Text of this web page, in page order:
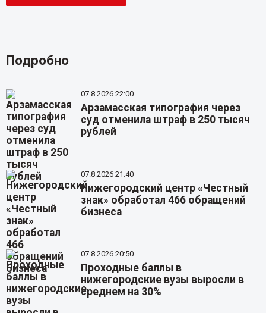
Подробно
07.8.2026 22:00
Арзамасская типография через
суд отменила штраф в 250 тысяч
рублей
07.8.2026 21:40
Нижегородский центр «Честный
знак» обработал 466 обращений
бизнеса
07.8.2026 20:50
Проходные баллы в
нижегородские вузы выросли в
среднем на 30%